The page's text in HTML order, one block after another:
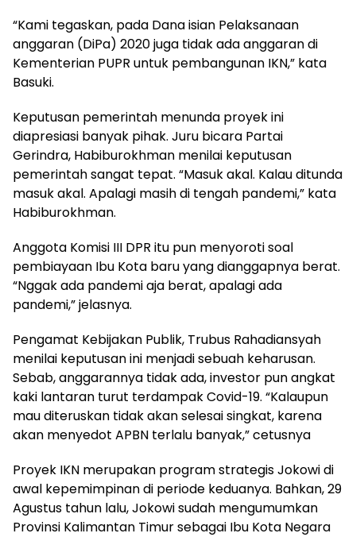
“Kami tegaskan, pada Dana isian Pelaksanaan
anggaran (DiPa) 2020 juga tidak ada anggaran di
Kementerian PUPR untuk pembangunan IKN,” kata
Basuki.
Keputusan pemerintah menunda proyek ini
diapresiasi banyak pihak. Juru bicara Partai
Gerindra, Habiburokhman menilai keputusan
pemerintah sangat tepat. “Masuk akal. Kalau ditunda
masuk akal. Apalagi masih di tengah pandemi,” kata
Habiburokhman.
Anggota Komisi III DPR itu pun menyoroti soal
pembiayaan Ibu Kota baru yang dianggapnya berat.
“Nggak ada pandemi aja berat, apalagi ada
pandemi,” jelasnya.
Pengamat Kebijakan Publik, Trubus Rahadiansyah
menilai keputusan ini menjadi sebuah keharusan.
Sebab, anggarannya tidak ada, investor pun angkat
kaki lantaran turut terdampak Covid-19. “Kalaupun
mau diteruskan tidak akan selesai singkat, karena
akan menyedot APBN terlalu banyak,” cetusnya
Proyek IKN merupakan program strategis Jokowi di
awal kepemimpinan di periode keduanya. Bahkan, 29
Agustus tahun lalu, Jokowi sudah mengumumkan
Provinsi Kalimantan Timur sebagai Ibu Kota Negara